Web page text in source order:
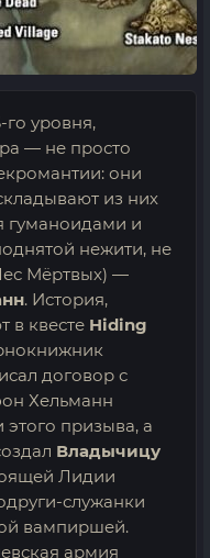
го уровня,
— не просто
они
из них
гуманоидами и
нежити, не
Мёртвых) —
. История,
в квесте Hiding
договор с
Хельманн
призыва, а
Владычицу
Лидии
служанки
вампиршей.
армия